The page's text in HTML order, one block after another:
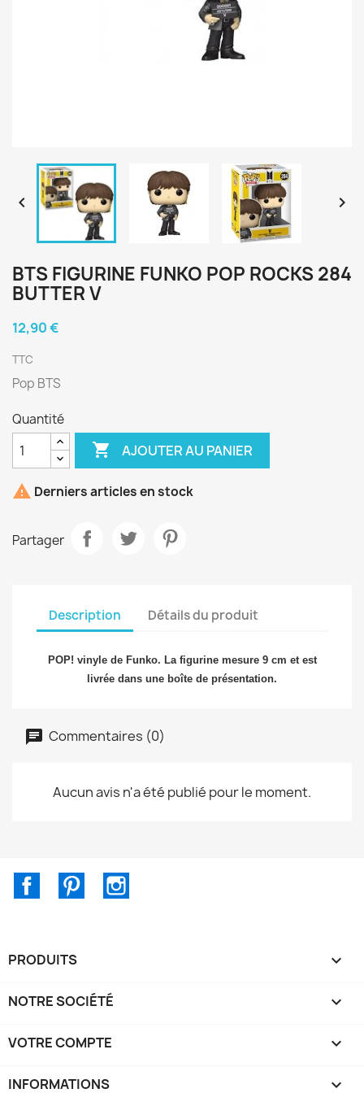
 
BTS FIGURINE FUNKO POP ROCKS 284
BUTTER V
12,90 €
TTC
Pop BTS
Quantité
 AJOUTER AU PANIER
 Derniers articles en stock
Partager
Description Détails du produit
POP! vinyle de Funko. La figurine mesure 9 cm et est
livrée dans une boîte de présentation.
Commentaires (0)
Aucun avis n'a été publié pour le moment.
FacebookPinterest
PRODUITS 
NOTRE SOCIÉTÉ 
VOTRE COMPTE 
INFORMATIONS keyboard_arrow_down